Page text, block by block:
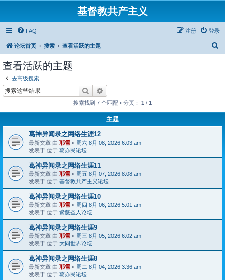
基督教共产主义
FAQ 登录
注册
论坛首页 搜索 查看活跃的主题
查看活跃的主题
去高级搜索
搜索
搜索找到 7 个匹配 • 分页： 1 / 1
主题
葛神异闻录之网络生涯12
最新文章 由 耶雪 « 周六 8月 08, 2026 6:03 am
发表于 位于 葛亦民论坛
葛神异闻录之网络生涯11
最新文章 由 耶雪 « 周五 8月 07, 2026 8:08 am
发表于 位于 基督教共产主义论坛
葛神异闻录之网络生涯10
最新文章 由 耶雪 « 周四 8月 06, 2026 5:01 am
发表于 位于 紫薇圣人论坛
葛神异闻录之网络生涯9
最新文章 由 耶雪 « 周三 8月 05, 2026 6:02 am
发表于 位于 大同世界论坛
葛神异闻录之网络生涯8
最新文章 由 耶雪 « 周二 8月 04, 2026 3:36 am
发表于 位于 葛亦民论坛